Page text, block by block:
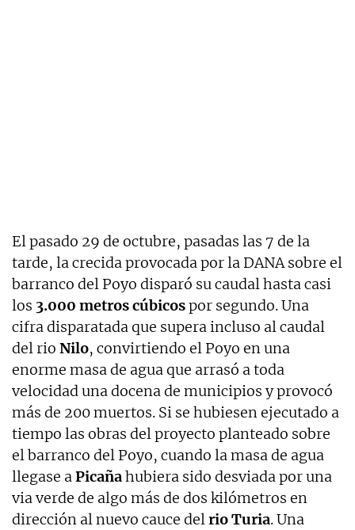
El pasado 29 de octubre, pasadas las 7 de la
tarde, la crecida provocada por la DANA sobre el
barranco del Poyo disparó su caudal hasta casi
los 3.000 metros cúbicospor segundo. Una
cifra disparatada que supera incluso al caudal
del rio Nilo, convirtiendo el Poyo en una
enorme masa de agua que arrasó a toda
velocidad una docena de municipios y provocó
más de 200 muertos. Si se hubiesen ejecutado a
tiempo las obras del proyecto planteado sobre
el barranco del Poyo, cuando la masa de agua
llegase aPicañahubiera sido desviada por una
via verde de algo más de dos kilómetros en
dirección al nuevo cauce delrioTuria. Una